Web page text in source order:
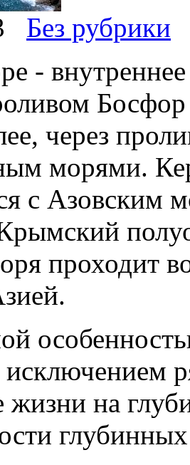
Без рубрики
-
через
морями.
с Азовским
Крымский
проходит
исключением
жизни на